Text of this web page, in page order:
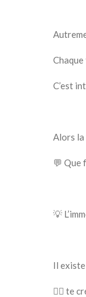
C’est
Alors la
💬 Que
💡
Il
👉🏻 te